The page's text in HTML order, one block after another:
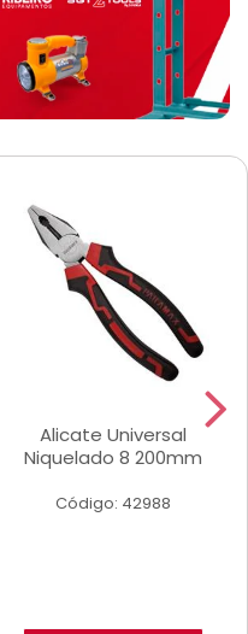
Alicate Universal
Niquelado 8 200mm
Código: 42988